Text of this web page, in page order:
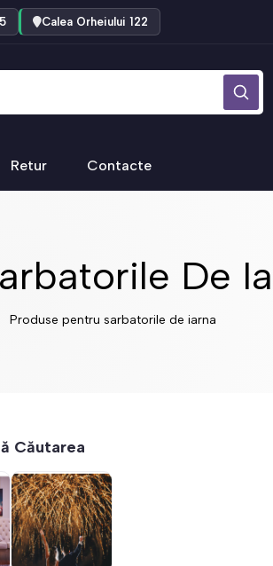
Calea Orheiului 122
Retur Contacte
De
Produse pentru sarbatorile de iarna
Căutarea